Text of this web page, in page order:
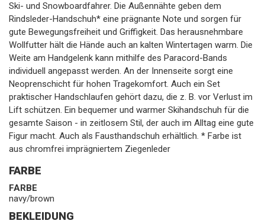
Ski- und Snowboardfahrer. Die Außennähte geben dem
Rindsleder-Handschuh* eine prägnante Note und sorgen für
gute Bewegungsfreiheit und Griffigkeit. Das herausnehmbare
Wollfutter hält die Hände auch an kalten Wintertagen warm. Die
Weite am Handgelenk kann mithilfe des Paracord-Bands
individuell angepasst werden. An der Innenseite sorgt eine
Neoprenschicht für hohen Tragekomfort. Auch ein Set
praktischer Handschlaufen gehört dazu, die z. B. vor Verlust im
Lift schützen. Ein bequemer und warmer Skihandschuh für die
gesamte Saison - in zeitlosem Stil, der auch im Alltag eine gute
Figur macht. Auch als Fausthandschuh erhältlich. * Farbe ist
aus chromfrei imprägniertem Ziegenleder
FARBE
FARBE
navy/brown
BEKLEIDUNG